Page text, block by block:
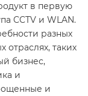
в первую
CCTV и WLAN.
разных
отраслях, таких
бизнес,
и
и